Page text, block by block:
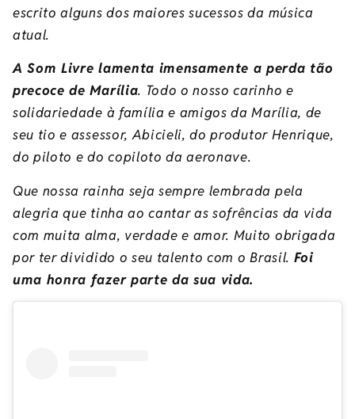
escrito alguns dos maiores sucessos da música
atual.
A Som Livre lamenta imensamente a perda tão
precoce de Marília. Todo o nosso carinho e
solidariedade à família e amigos da Marília, de
seu tio e assessor, Abicieli, do produtor Henrique,
do piloto e do copiloto da aeronave.
Que nossa rainha seja sempre lembrada pela
alegria que tinha ao cantar as sofrências da vida
com muita alma, verdade e amor. Muito obrigada
por ter dividido o seu talento com o Brasil. Foi
uma honra fazer parte da sua vida.